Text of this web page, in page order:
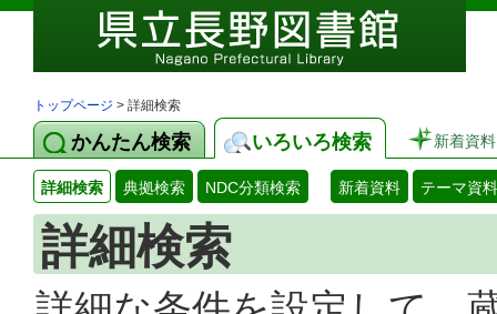
トップページ > 詳細検索
かんたん検索 いろいろ検索 新着資料
詳細検索 典拠検索 NDC分類検索 新着資料 テーマ資料
詳細検索